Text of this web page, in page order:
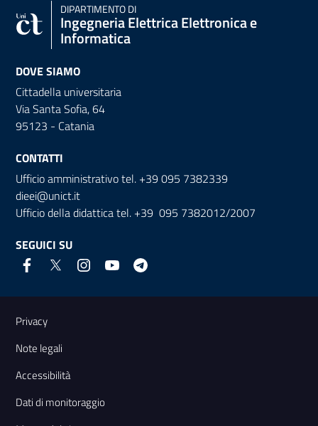
DIPARTIMENTO DI
Ingegneria Elettrica Elettronica e
Informatica
DOVE SIAMO
Cittadella universitaria
Via Santa Sofia, 64
95123 - Catania
CONTATTI
Ufficio amministrativo tel. +39 095 7382339
dieei@unict.it
Ufficio della didattica tel. +39 095 7382012/2007
SEGUICI SU
Link e informazioni utili
Privacy
Note legali
Accessibilità
Dati di monitoraggio